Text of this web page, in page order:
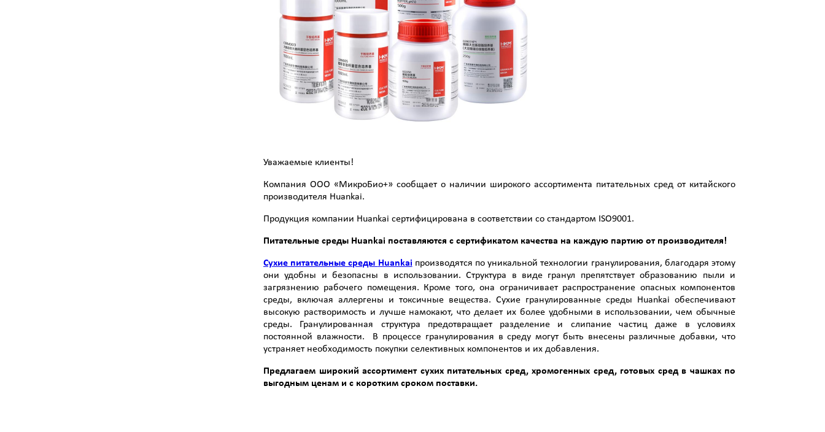
Уважаемые клиенты!
Компания ООО «МикроБио+» сообщает о наличии широкого ассортимента питательных сред от китайского
производителя Huankai.
Продукция компании Huankai сертифицирована в соответствии со стандартом ISO9001.
Питательные среды Huankai поставляются с сертификатом качества на каждую партию от производителя!
Сухие питательные среды Huankai производятся по уникальной технологии гранулирования, благодаря этому
они удобны и безопасны в использовании. Структура в виде гранул препятствует образованию пыли и
загрязнению рабочего помещения. Кроме того, она ограничивает распространение опасных компонентов
среды, включая аллергены и токсичные вещества. Сухие гранулированные среды Huankai обеспечивают
высокую растворимость и лучше намокают, что делает их более удобными в использовании, чем обычные
среды. Гранулированная структура предотвращает разделение и слипание частиц даже в условиях
постоянной влажности. В процессе гранулирования в среду могут быть внесены различные добавки, что
устраняет необходимость покупки селективных компонентов и их добавления.
Предлагаем широкий ассортимент сухих питательных сред, хромогенных сред, готовых сред в чашках по
выгодным ценам и с коротким сроком поставки.